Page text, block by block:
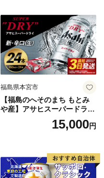
福島県本宮市
【福島のへそのまち もとみ
や産】アサヒスーパードライ
350ml×24本 合計8.4L 1ケー
ス アルコール度数5% 缶ビー
口 送料無料 カメイ 本宮市
【07214-0206】
15,000円